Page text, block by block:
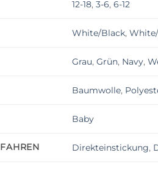
12-18,3-6,6-12
White/Black,
Grau,Grün, Navy,
Baumwolle,
Baby
Direkteinstickung,